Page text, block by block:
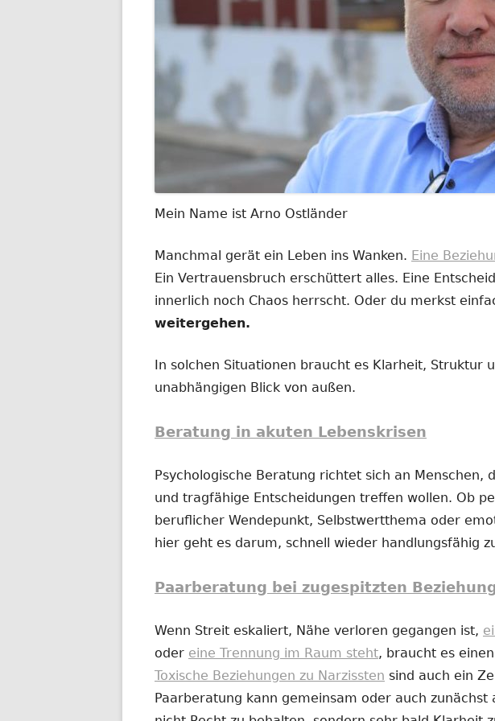
Mein Name ist Arno Ostländer
Manchmal gerät ein Leben ins Wanken. Eine
Ein Vertrauensbruch erschüttert alles. Eine
innerlich noch Chaos herrscht. Oder du merkst
weitergehen.
In solchen Situationen braucht es Klarheit, Struktur
unabhängigen Blick von außen.
Beratung in akuten Lebenskrisen
Psychologische Beratung richtet sich an Menschen,
und tragfähige Entscheidungen treffen wollen. Ob
beruflicher Wendepunkt, Selbstwertthema oder
hier geht es darum, schnell wieder handlungsfähig
Paarberatung bei zugespitzten
Wenn Streit eskaliert, Nähe verloren gegangen ist,
oder eine Trennung im Raum steht, braucht es
Toxische Beziehungen zu Narzissten sind auch ein
Paarberatung kann gemeinsam oder auch zunächst